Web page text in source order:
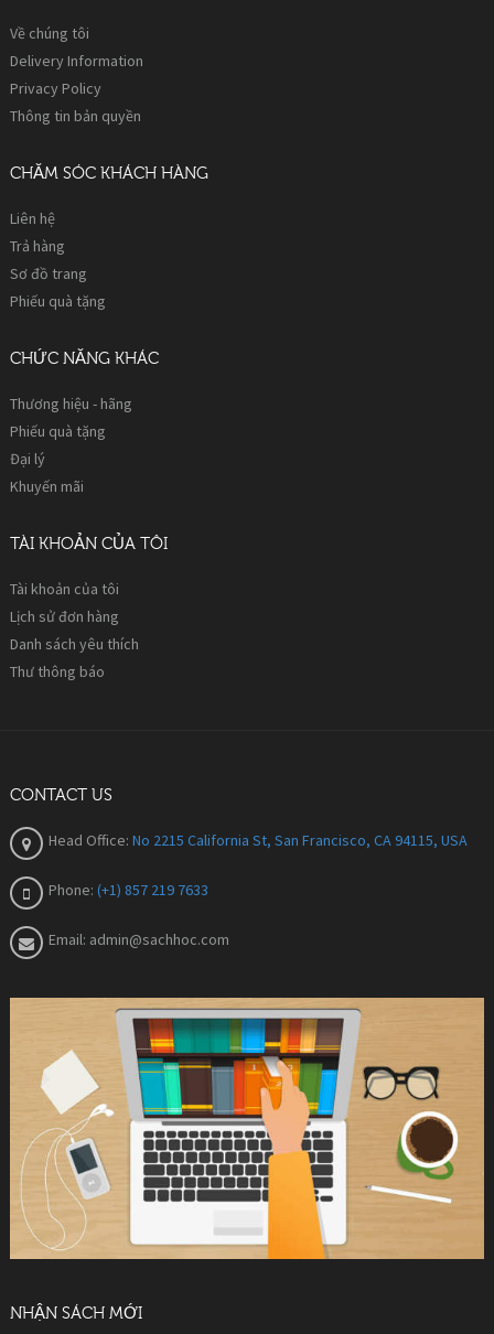
Về chúng tôi
Delivery Information
Privacy Policy
Thông tin bản quyền
CHĂM SÓC KHÁCH HÀNG
Liên hệ
Trả hàng
Sơ đồ trang
Phiếu quà tặng
CHỨC NĂNG KHÁC
Thương hiệu - hãng
Phiếu quà tặng
Đại lý
Khuyến mãi
TÀI KHOẢN CỦA TÔI
Tài khoản của tôi
Lịch sử đơn hàng
Danh sách yêu thích
Thư thông báo
CONTACT US
Head Office: No 2215 California St, San Francisco, CA 94115, USA
Phone: (+1) 857 219 7633
Email: admin@sachhoc.com
NHẬN SÁCH MỚI